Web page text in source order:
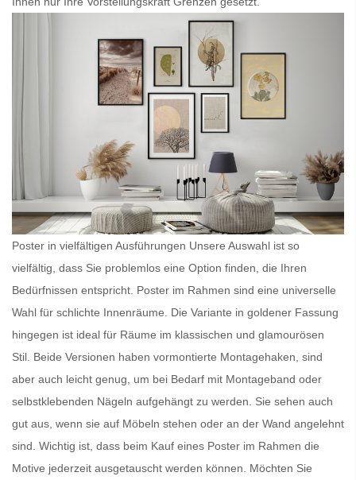
Poster in vielfältigen Ausführungen Unsere Auswahl ist so
vielfältig, dass Sie problemlos eine Option finden, die Ihren
Bedürfnissen entspricht. Poster im Rahmen sind eine universelle
Wahl für schlichte Innenräume. Die Variante in goldener Fassung
hingegen ist ideal für Räume im klassischen und glamourösen
Stil. Beide Versionen haben vormontierte Montagehaken, sind
aber auch leicht genug, um bei Bedarf mit Montageband oder
selbstklebenden Nägeln aufgehängt zu werden. Sie sehen auch
gut aus, wenn sie auf Möbeln stehen oder an der Wand angelehnt
sind. Wichtig ist, dass beim Kauf eines Poster im Rahmen die
Motive jederzeit ausgetauscht werden können. Möchten Sie